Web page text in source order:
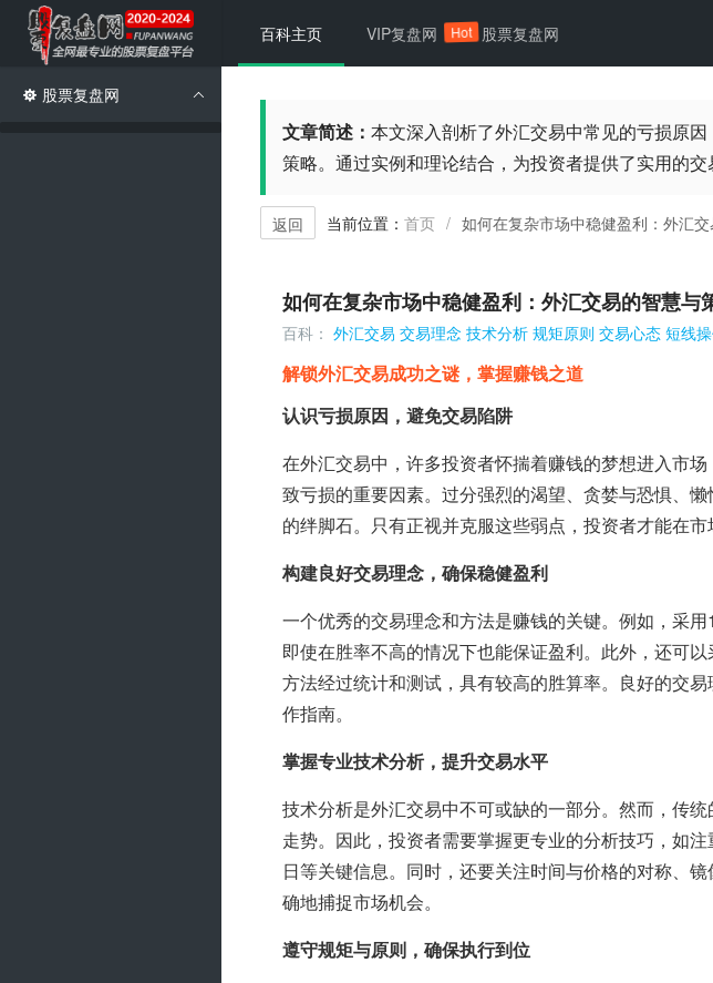
文章简述： 本文深入剖析了外汇交易中常见的亏损原
策略。通过实例和理论结合，为投资者提供了实用的
返回 当前位置： 首页 / 如何在复杂市场中稳健盈利：外汇
如何在复杂市场中稳健盈利：外汇交易的智慧与
百科： 外汇交易 交易理念 技术分析 规矩原则 交易心态 短线
解锁外汇交易成功之谜，掌握赚钱之道
认识亏损原因，避免交易陷阱
在外汇交易中，许多投资者怀揣着赚钱的梦想进入市
致亏损的重要因素。过分强烈的渴望、贪婪与恐惧、
的绊脚石。只有正视并克服这些弱点，投资者才能在市
构建良好交易理念，确保稳健盈利
一个优秀的交易理念和方法是赚钱的关键。例如，采
即使在胜率不高的情况下也能保证盈利。此外，还可
方法经过统计和测试，具有较高的胜算率。良好的交
作指南。
掌握专业技术分析，提升交易水平
技术分析是外汇交易中不可或缺的一部分。然而，传
走势。因此，投资者需要掌握更专业的分析技巧，如
日等关键信息。同时，还要关注时间与价格的对称、
确地捕捉市场机会。
遵守规矩与原则，确保执行到位
百科主页 VIP复盘网 Hot 股票复盘网
股票复盘网